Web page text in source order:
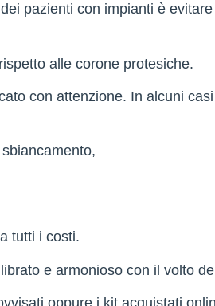
pazienti con impianti è
alle corone protesiche.
con attenzione. In alcuni
tutti i costi.
e armonioso con il volto